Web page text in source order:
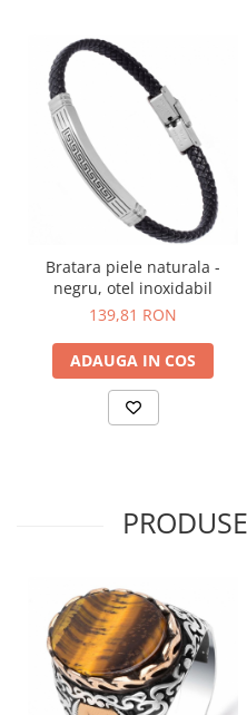
Bratara piele naturala -
negru, otel inoxidabil
139,81 RON
ADAUGA IN COS